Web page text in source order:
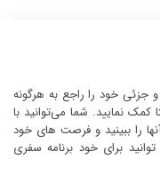
جزئی خود را راجع به هرگونه
کمک نمایید. شما می‌توانید با
را ببینید و فرصت های خود
برای خود برنامه سفری